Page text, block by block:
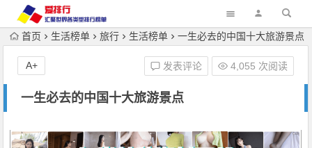
首页 生活榜单 旅行 生活榜单 一生必去的中国十大旅游景点
一生必去的中国十大旅游景点
发表评论 4,055 次阅读
A+